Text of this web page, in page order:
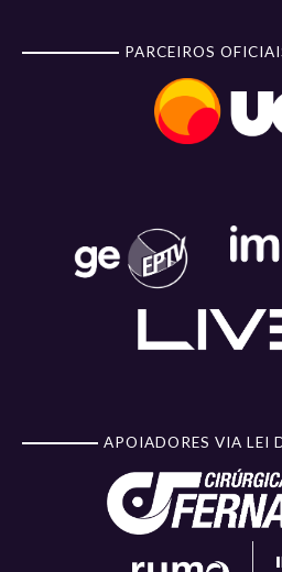
PARCEIROS
APOIADORES VIA LEI